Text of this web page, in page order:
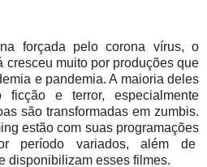
forçada pelo corona vírus, o
cresceu muito por produções que
e pandemia. A maioria deles
ficção e terror, especialmente
são transformadas em zumbis.
estão com suas programações
período variados, além de
disponibilizam esses filmes.